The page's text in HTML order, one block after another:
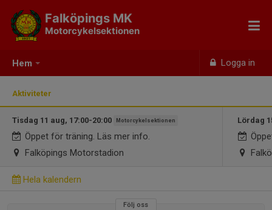
Hem Logga in
Falköpings MK
Motorcykelsektionen
Aktiviteter
Tisdag 11 aug, 17:00-20:00 Motorcykelsektionen
Öppet för träning. Läs mer info.
Falköpings Motorstadion
Lördag
Hela kalendern
Följ oss